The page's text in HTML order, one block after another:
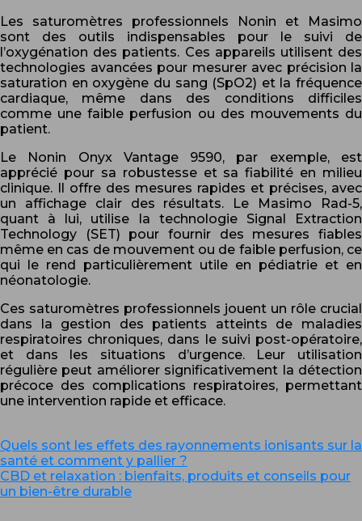
Les saturomètres professionnels Nonin et Masimo
sont des outils indispensables pour le suivi de
l’oxygénation des patients. Ces appareils utilisent des
technologies avancées pour mesurer avec précision la
saturation en oxygène du sang (SpO2) et la fréquence
cardiaque, même dans des conditions difficiles
comme une faible perfusion ou des mouvements du
patient.
Le Nonin Onyx Vantage 9590, par exemple, est
apprécié pour sa robustesse et sa fiabilité en milieu
clinique. Il offre des mesures rapides et précises, avec
un affichage clair des résultats. Le Masimo Rad-5,
quant à lui, utilise la technologie Signal Extraction
Technology (SET) pour fournir des mesures fiables
même en cas de mouvement ou de faible perfusion, ce
qui le rend particulièrement utile en pédiatrie et en
néonatologie.
Ces saturomètres professionnels jouent un rôle crucial
dans la gestion des patients atteints de maladies
respiratoires chroniques, dans le suivi post-opératoire,
et dans les situations d’urgence. Leur utilisation
régulière peut améliorer significativement la détection
précoce des complications respiratoires, permettant
une intervention rapide et efficace.
Quels sont les effets des rayonnements ionisants sur la
santé et comment y pallier ?
CBD et relaxation : bienfaits, produits et conseils pour
un bien-être durable